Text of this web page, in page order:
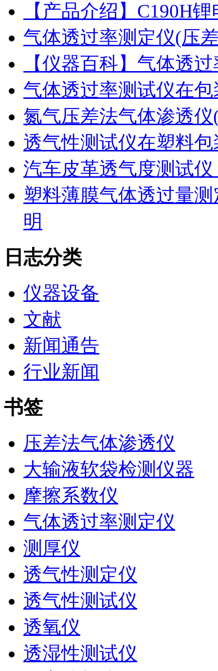
【产品介绍】C190H
气体透过率测定仪(压
【仪器百科】气体透
气体透过率测试仪在
氮气压差法气体渗透
透气性测试仪在塑料
汽车皮革透气度测试
塑料薄膜气体透过量
明
日志分类
仪器设备
文献
新闻通告
行业新闻
书签
压差法气体渗透仪
大输液软袋检测仪器
摩擦系数仪
气体透过率测定仪
测厚仪
透气性测定仪
透气性测试仪
透氧仪
透湿性测试仪